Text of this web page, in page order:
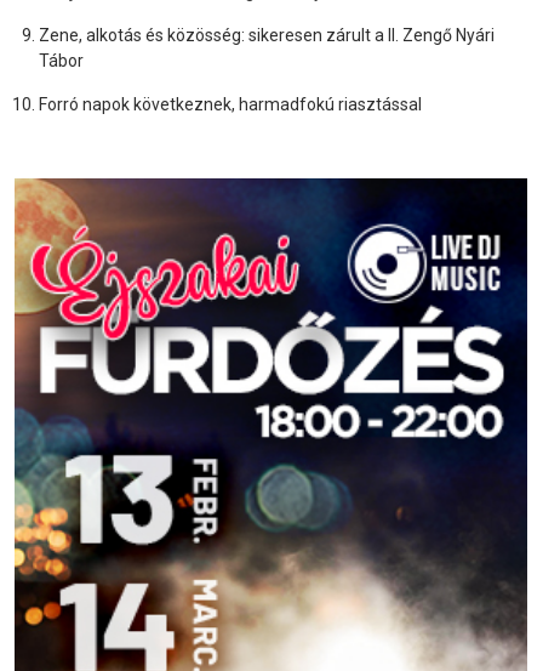
Zene, alkotás és közösség: sikeresen zárult a II. Zengő Nyári
Tábor
Forró napok következnek, harmadfokú riasztással